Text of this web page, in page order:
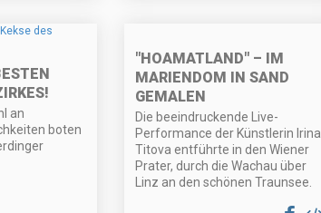
an
boten
"HOAMATLAND" – IM
MARIENDOM IN SAND
GEMALEN
Die beeindruckende Live-
Performance der Künstlerin Irina
Titova entführte in den Wiener
Prater, durch die Wachau über
Linz an den schönen Traunsee.